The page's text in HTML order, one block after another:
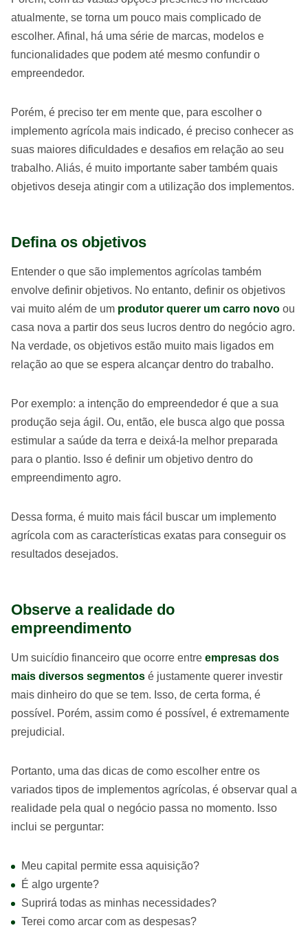
atualmente, se torna um pouco mais complicado de
escolher. Afinal, há uma série de marcas, modelos e
funcionalidades que podem até mesmo confundir o
empreendedor.
Porém, é preciso ter em mente que, para escolher o
implemento agrícola mais indicado, é preciso conhecer as
suas maiores dificuldades e desafios em relação ao seu
trabalho. Aliás, é muito importante saber também quais
objetivos deseja atingir com a utilização dos implementos.
Defina os objetivos
Entender o que são implementos agrícolas também
envolve definir objetivos. No entanto, definir os objetivos
vai muito além de um produtor querer um carro novo ou
casa nova a partir dos seus lucros dentro do negócio agro.
Na verdade, os objetivos estão muito mais ligados em
relação ao que se espera alcançar dentro do trabalho.
Por exemplo: a intenção do empreendedor é que a sua
produção seja ágil. Ou, então, ele busca algo que possa
estimular a saúde da terra e deixá-la melhor preparada
para o plantio. Isso é definir um objetivo dentro do
empreendimento agro.
Dessa forma, é muito mais fácil buscar um implemento
agrícola com as características exatas para conseguir os
resultados desejados.
Observe a realidade do
empreendimento
Um suicídio financeiro que ocorre entre empresas dos
mais diversos segmentos é justamente querer investir
mais dinheiro do que se tem. Isso, de certa forma, é
possível. Porém, assim como é possível, é extremamente
prejudicial.
Portanto, uma das dicas de como escolher entre os
variados tipos de implementos agrícolas, é observar qual a
realidade pela qual o negócio passa no momento. Isso
inclui se perguntar:
Meu capital permite essa aquisição?
É algo urgente?
Suprirá todas as minhas necessidades?
Terei como arcar com as despesas?